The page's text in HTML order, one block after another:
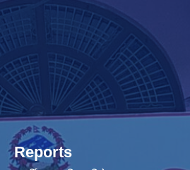
Reports